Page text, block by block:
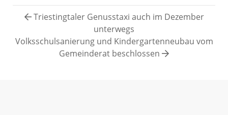
Triestingtaler Genusstaxi auch im Dezember
unterwegs
Volksschulsanierung und Kindergartenneubau vom
Gemeinderat beschlossen